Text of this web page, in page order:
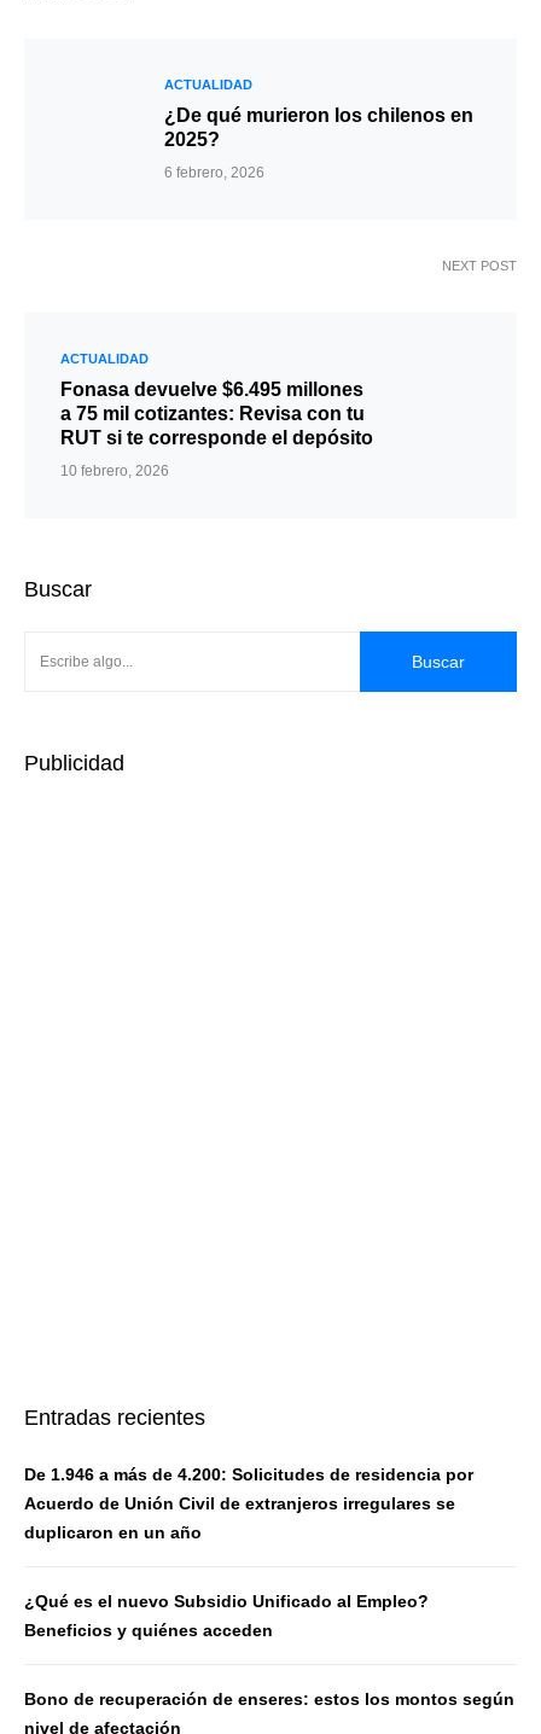
ACTUALIDAD
¿De qué murieron los chilenos en
2025?
6 febrero, 2026
NEXT POST
ACTUALIDAD
Fonasa devuelve $6.495 millones
a 75 mil cotizantes: Revisa con tu
RUT si te corresponde el depósito
10 febrero, 2026
Buscar
Buscar
Publicidad
Entradas recientes
De 1.946 a más de 4.200: Solicitudes de residencia por
Acuerdo de Unión Civil de extranjeros irregulares se
duplicaron en un año
¿Qué es el nuevo Subsidio Unificado al Empleo?
Beneficios y quiénes acceden
Bono de recuperación de enseres: estos los montos según
nivel de afectación